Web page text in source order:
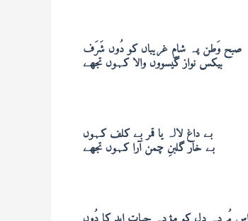
صبح وَطن پہ شامِ غریباں کو دُوں شَرَف
بیکس نواز گیسووں والا کہوں تجھے
بے داغ لالہ یا قمر بے کلف کہوں
بے خار گلبنِ چمن آرا کہوں تجھے
اِس مُردہ دل کو مژدہ حیاتِ ابد کا دُوں